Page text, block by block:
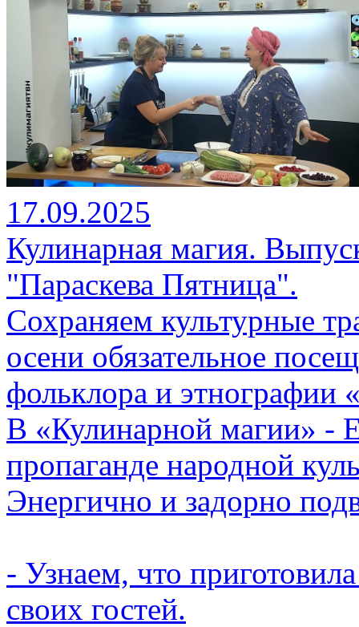
17.09.2025
Кулинарная магия.
"Параскева Пятница".
Сохраняем культурные
осени обязательное
фольклора и этнографии
В «Кулинарной магии» -
пропаганде народной
Энергично и задорно
- Узнаем, что
своих гостей.